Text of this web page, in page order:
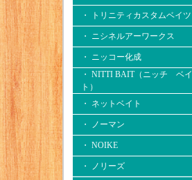
・ トリニティカスタムベイツ
・ ニシネルアーワークス
・ ニッコー化成
・ NITTI BAIT（ニッチ ベイ
ト）
・ ネットベイト
・ ノーマン
・ NOIKE
・ ノリーズ